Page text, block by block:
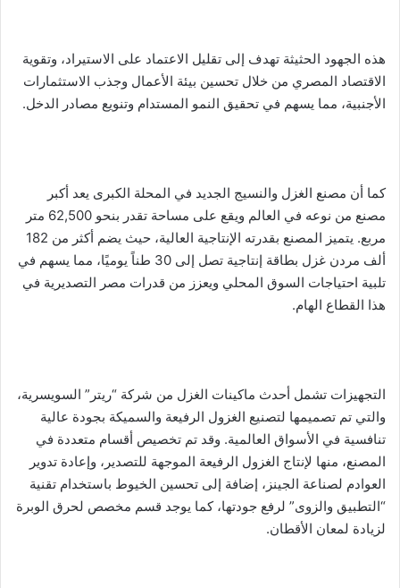
هذه الجهود الحثيثة تهدف إلى تقليل الاعتماد على الاستيراد، وتقوية
الاقتصاد المصري من خلال تحسين بيئة الأعمال وجذب الاستثمارات
الأجنبية، مما يسهم في تحقيق النمو المستدام وتنويع مصادر الدخل.
كما أن مصنع الغزل والنسيج الجديد في المحلة الكبرى يعد أكبر
مصنع من نوعه في العالم ويقع على مساحة تقدر بنحو 62,500 متر
مربع. يتميز المصنع بقدرته الإنتاجية العالية، حيث يضم أكثر من 182
ألف مردن غزل بطاقة إنتاجية تصل إلى 30 طناً يوميًا، مما يسهم في
تلبية احتياجات السوق المحلي ويعزز من قدرات مصر التصديرية في
هذا القطاع الهام.
التجهيزات تشمل أحدث ماكينات الغزل من شركة “ريتر” السويسرية،
والتي تم تصميمها لتصنيع الغزول الرفيعة والسميكة بجودة عالية
تنافسية في الأسواق العالمية. وقد تم تخصيص أقسام متعددة في
المصنع، منها لإنتاج الغزول الرفيعة الموجهة للتصدير، وإعادة تدوير
العوادم لصناعة الجينز، إضافة إلى تحسين الخيوط باستخدام تقنية
“التطبيق والزوى” لرفع جودتها، كما يوجد قسم مخصص لحرق الوبرة
لزيادة لمعان الأقطان.